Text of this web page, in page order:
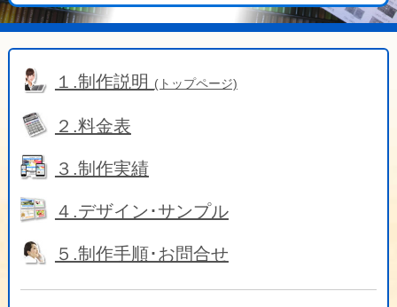
１.制作説明 (トップページ)
２.料金表
３.制作実績
４.デザイン･サンプル
５.制作手順･お問合せ